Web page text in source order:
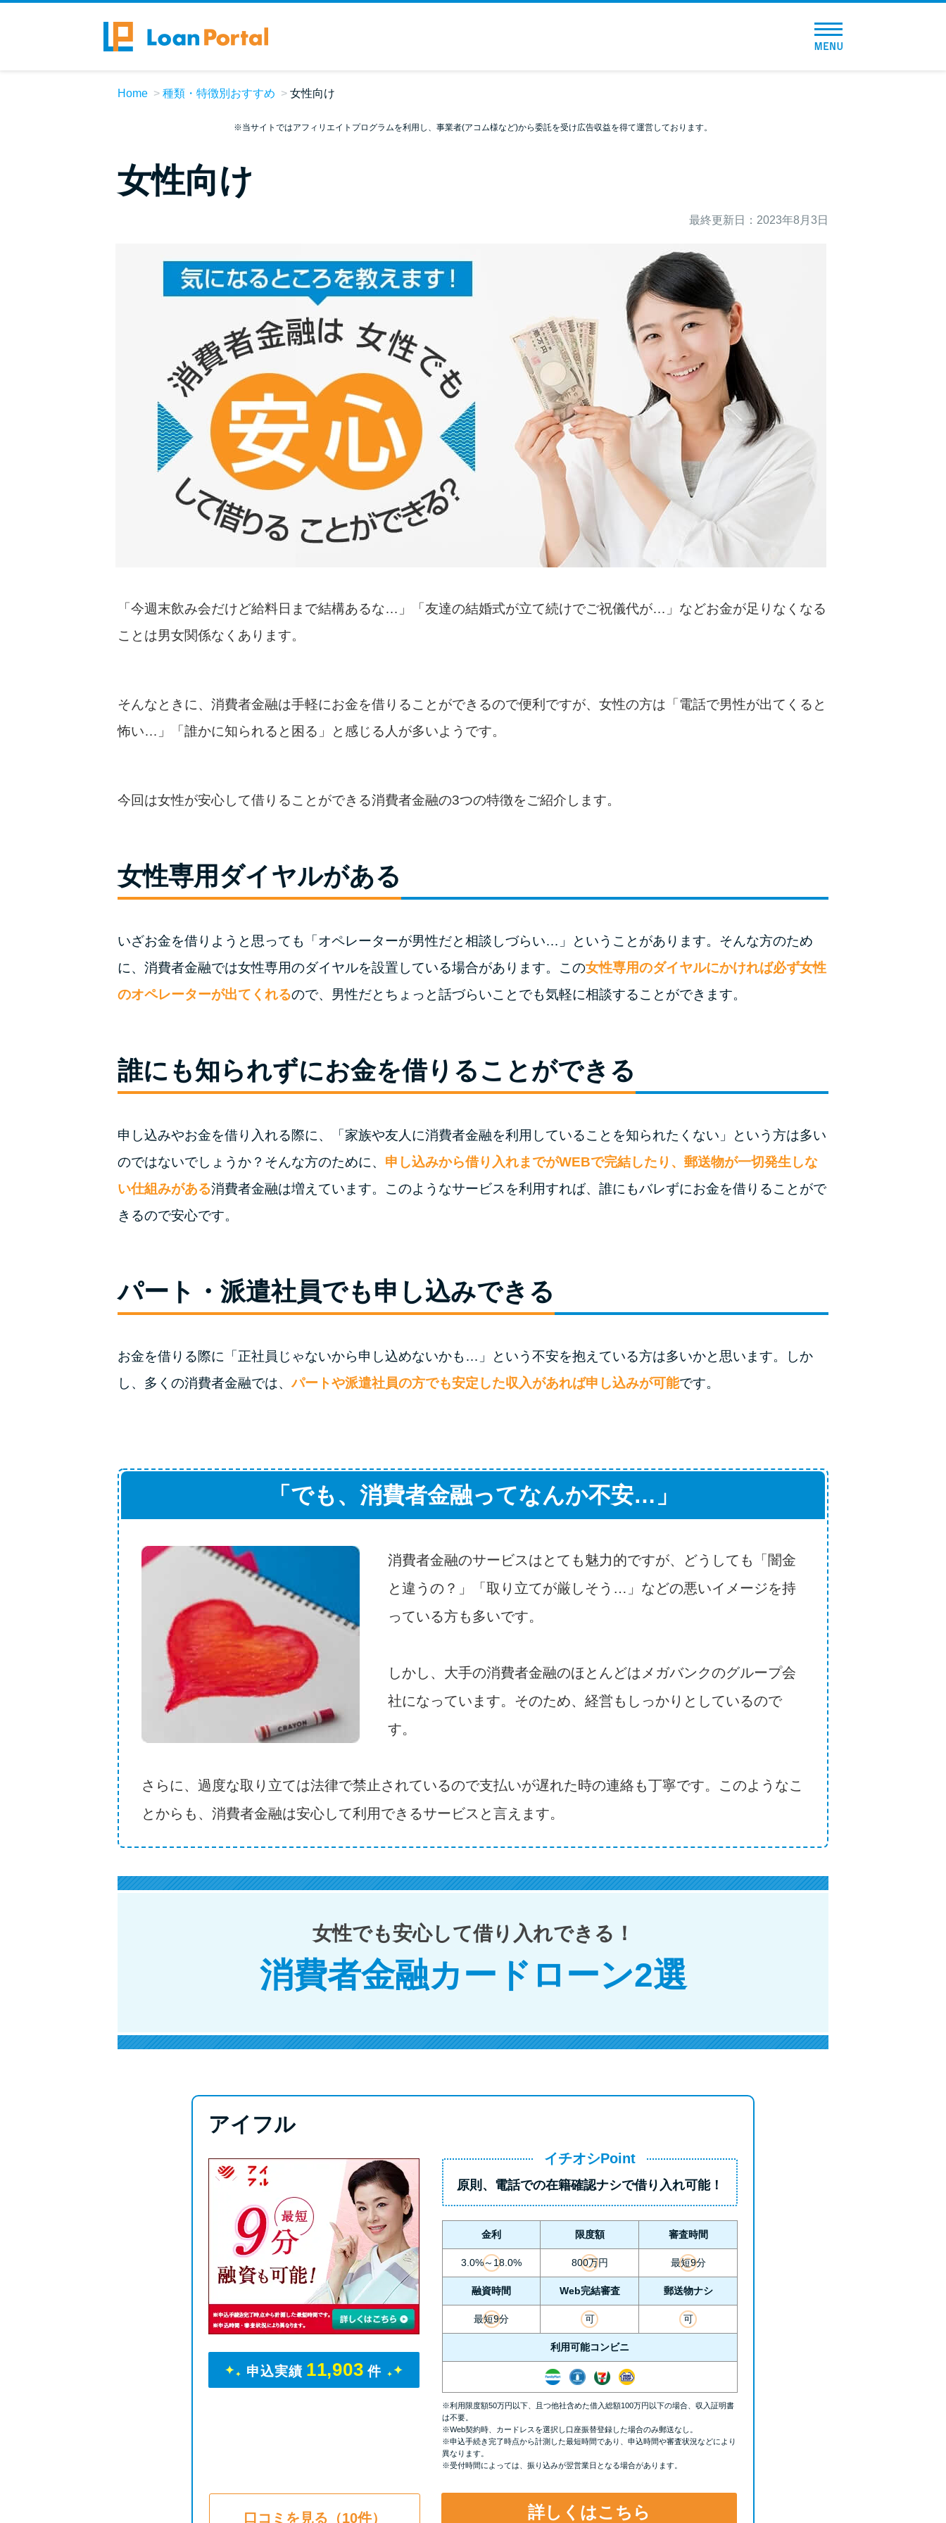
総合人気ランキング
便利なコンテンツ
カードローン診断
カードローンQ&A
特集ページ
リボ払いをそのまま払いきると損！
カードローンの見直しで40万円得した話
最速！最短40分で借りられるカードローン
特集ページ一覧
種類や特徴で探す
無利息期間を利用して利息0円でお金を借りる3
その他コラム
質屋でお金を借りるには？年利やシステムをカ
未成年でもお金を借りられる？学生がお金を借
りる方法がある？
学生がお金を借りる方法は？親へのバレにくさ
090金融（闇金）からお金を借りてはいけない
申し込みブラックとは?判断の目安や審査に通
らない理由
ブラックでもお金を借りるには？3つの判断基
プロミスの返済方法を徹底解説！ もっとも便
利でお得な返済方法はどれ？
みずほ銀行カードローンの問い合わせ先とシー
ン別の問い合わせ方法
Home 種類・特徴別おすすめ 女性向け
※当サイトではアフィリエイトプログラムを利用し、事業者(アコム様など)から委託を受け広告収益を得て運営しております。
女性向け
最終更新日：2023年8月3日
「今週末飲み会だけど給料日まで結構あるな…」「友達の結婚式が立て続けでご祝儀代が…」などお金が足りなくなる
ことは男女関係なくあります。
そんなときに、消費者金融は手軽にお金を借りることができるので便利ですが、女性の方は「電話で男性が出てくると
怖い…」「誰かに知られると困る」と感じる人が多いようです。
今回は女性が安心して借りることができる消費者金融の3つの特徴をご紹介します。
女性専用ダイヤルがある
いざお金を借りようと思っても「オペレーターが男性だと相談しづらい…」ということがあります。そんな方のため
に、消費者金融では女性専用のダイヤルを設置している場合があります。この女性専用のダイヤルにかければ必ず女性
のオペレーターが出てくれるので、男性だとちょっと話づらいことでも気軽に相談することができます。
誰にも知られずにお金を借りることができる
申し込みやお金を借り入れる際に、「家族や友人に消費者金融を利用していることを知られたくない」という方は多い
のではないでしょうか？そんな方のために、 申し込みから借り入れまでがWEBで完結したり、郵送物が一切発生しな
い仕組みがある消費者金融は増えています。このようなサービスを利用すれば、誰にもバレずにお金を借りることがで
きるので安心です。
パート・派遣社員でも申し込みできる
お金を借りる際に「正社員じゃないから申し込めないかも…」という不安を抱えている方は多いかと思います。しか
し、多くの消費者金融では、パートや派遣社員の方でも安定した収入があれば申し込みが可能です。
「でも、消費者金融ってなんか不安…」
消費者金融のサービスはとても魅力的ですが、どうしても「闇金
と違うの？」「取り立てが厳しそう…」などの悪いイメージを持
っている方も多いです。
しかし、大手の消費者金融のほとんどはメガバンクのグループ会
社になっています。そのため、経営もしっかりとしているので
す。
さらに、過度な取り立ては法律で禁止されているので支払いが遅れた時の連絡も丁寧です。このようなこ
とからも、消費者金融は安心して利用できるサービスと言えます。
女性でも安心して借り入れできる！
消費者金融カードローン2選
アイフル
申込実績 11,903 件
イチオシPoint
原則、 電話での在籍確認ナシで借り入れ可能！
金利 限度額 審査時間
3.0%～18.0% 800万円 最短9分
融資時間 Web完結審査 郵送物ナシ
最短9分 可 可
利用可能コンビニ
※利用限度額50万円以下、且つ他社含めた借入総額100万円以下の場合、収入証明書
は不要。
※Web契約時、カードレスを選択し口座振替登録した場合のみ郵送なし。
※申込手続き完了時点から計測した最短時間であり、申込時間や審査状況などにより
異なります。
※受付時間によっては、振り込みが翌営業日となる場合があります。
口コミを見る（10件） 詳しくはこちら